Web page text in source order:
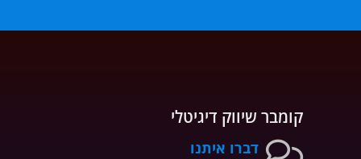
קומבר שיווק דיגיטלי
דברו איתנו